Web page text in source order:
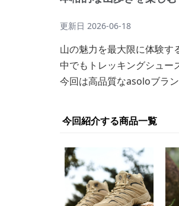
更新日 2026-06-18
山の魅力を最大限に体験す
中でもトレッキングシュー
今回は高品質なasoloブラ
今回紹介する商品一覧